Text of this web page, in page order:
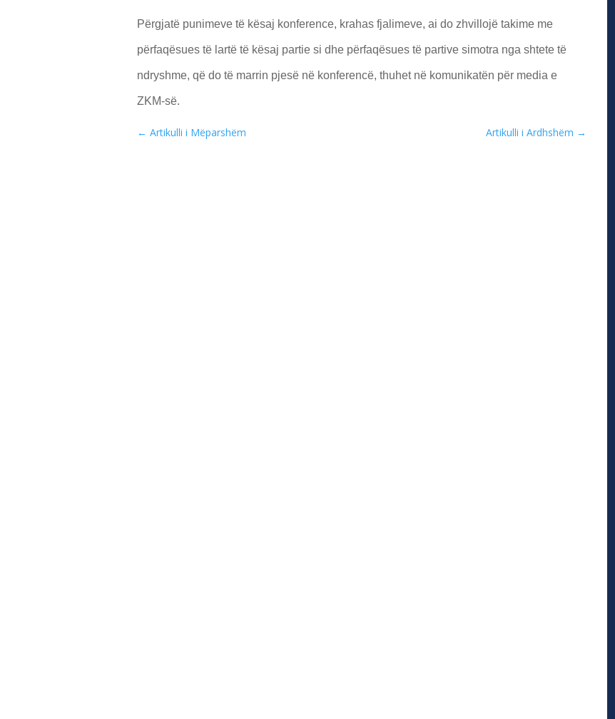
Përgjatë punimeve të kësaj konference, krahas fjalimeve, ai do zhvillojë takime me
përfaqësues të lartë të kësaj partie si dhe përfaqësues të partive simotra nga shtete të
ndryshme, që do të marrin pjesë në konferencë, thuhet në komunikatën për media e
ZKM-së.
← Artikulli i Mëparshëm Artikulli i Ardhshëm →